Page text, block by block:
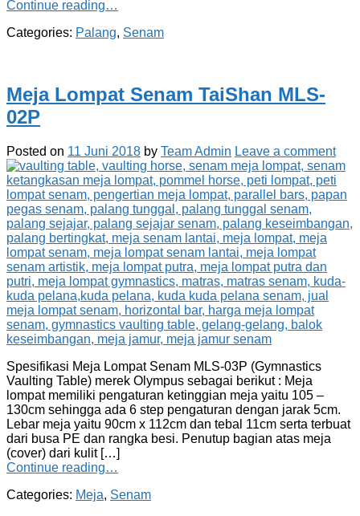
Continue reading…
Categories: Palang, Senam
Meja Lompat Senam TaiShan MLS-
02P
Posted on 11 Juni 2018 by Team Admin Leave a comment
Spesifikasi Meja Lompat Senam MLS-03P (Gymnastics
Vaulting Table) merek Olympus sebagai berikut : Meja
lompat memiliki pengaturan ketinggian meja yaitu 105 –
130cm sehingga ada 6 step pengaturan dengan jarak 5cm.
Lebar meja yaitu 90cm x 112cm dan tebal 11cm serta terbuat
dari busa PE dan rangka besi. Penutup bagian atas meja
(cover) dari kulit […]
Continue reading…
Categories: Meja, Senam